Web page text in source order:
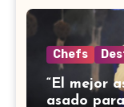
Chefs
“El mejor
asado